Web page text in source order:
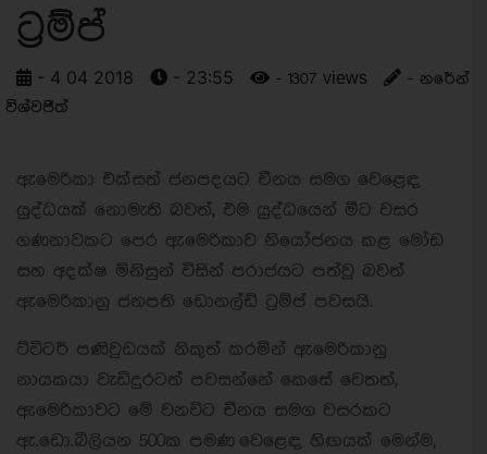
ට්‍රම්ප්
- 4 04 2018 - 23:55 - 1307 views
- නරේන්
විශ්වජිත්
ඇමෙරිකා එක්සත් ජනපදයට චීනය සමග වෙළෙඳ
යුද්ධයක් නොමැති බවත්, එම යුද්ධයෙන් මීට වසර
ගණනාවකට පෙර ඇමෙරිකාව නියෝජනය කළ මෝඩ
සහ අදක්ෂ මිනිසුන් විසින් පරාජයට පත්වූ බවත්
ඇමෙරිකානු ජනපති ඩොනල්ඩ් ට්‍රම්ප් පවසයි.
ට්විටර් පණිවුඩයක් නිකුත් කරමින් ඇමෙරිකානු
නායකයා වැඩිදුරටත් පවසන්නේ කෙසේ වෙතත්,
ඇමෙරිකාවට මේ වනවිට චීනය සමග වසරකට
ඇ.ඩො.බිලියන 500ක පමණ වෙළෙඳ හිඟයක් මෙන්ම,